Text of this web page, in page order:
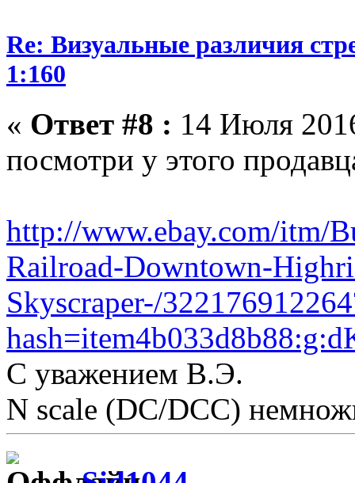
Re: Визуальные различия
1:160
« Ответ #8 : 14 Июля
посмотри у этого
http://www.ebay.com/itm/
Railroad-Downtown-
Skyscraper-/
С уважением В.Э.
N scale (DC/DCC)